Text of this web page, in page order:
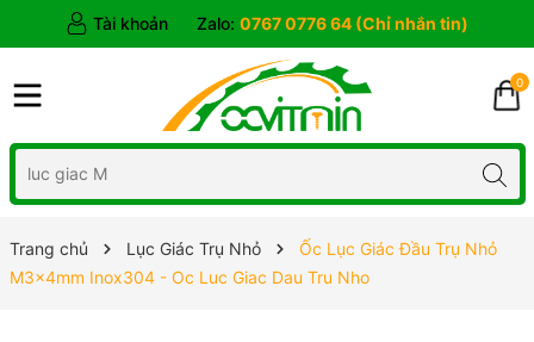
Tài khoản Zalo: 0767 0776 64 (Chỉ nhắn tin)
0
Trang chủ Lục Giác Trụ Nhỏ
Ốc Lục Giác Đầu Trụ Nhỏ
M3x4mm Inox304 - Oc Luc Giac Dau Tru Nho